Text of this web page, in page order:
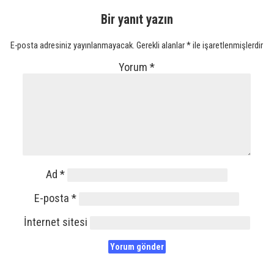
Bir yanıt yazın
E-posta adresiniz yayınlanmayacak. Gerekli alanlar*ile işaretlenmişlerdir
Yorum*
Ad*
E-posta*
İnternet sitesi